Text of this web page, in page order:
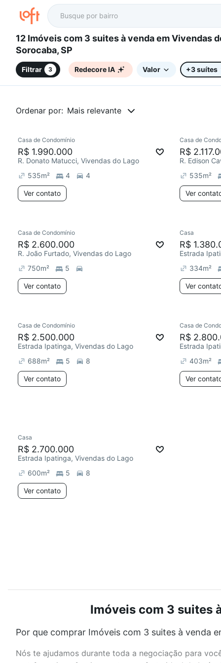
12 Imóveis com 3 suites à venda em Vivendas do Lago,
Sorocaba, SP
Filtrar 3 Redecore IA Valor +3 suítes
Ordenar por: Mais relevante
Redecorar
Casa de Condomínio
R$ 1.990.000
R. Donato Matucci, Vivendas do Lago
535m² 4 4
Ver contato
Casa de
R$
R. Edison
535m²
Ver
Chegou há 5 dias
Casa de Condomínio
R$ 2.600.000
R. João Furtado, Vivendas do Lago
750m² 5
Ver contato
Casa
R$
Estrada
334m²
Ver
Redecorar
Casa de Condomínio
R$ 2.500.000
Estrada Ipatinga, Vivendas do Lago
688m² 5 8
Ver contato
Casa de
R$
Estrada
403m²
Ver
Casa
R$ 2.700.000
Estrada Ipatinga, Vivendas do Lago
600m² 5 8
Ver contato
Imóveis com 3 suites
Por que comprar Imóveis com 3 suites à venda
Nós te ajudamos durante toda a negociação para